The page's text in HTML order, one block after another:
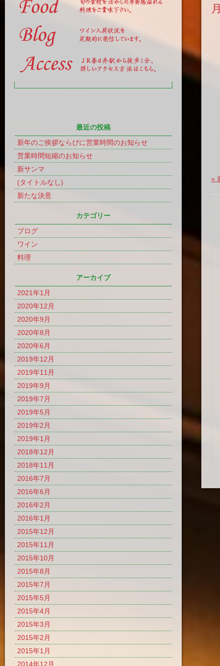
最近の投稿
新年のご挨拶ならびに営業時間のお知らせ
営業時間短縮のお知らせ
新サンマ
(タイトルなし)
新たな決意
カテゴリー
ブログ
ワイン
料理
アーカイブ
2021年1月
2020年12月
2020年9月
2020年8月
2020年6月
2019年12月
2019年11月
2019年9月
2019年7月
2019年5月
2019年2月
2019年1月
2018年12月
2018年11月
2016年7月
2016年6月
2016年2月
2016年1月
2015年12月
2015年11月
2015年10月
2015年8月
2015年7月
2015年5月
2015年4月
2015年3月
2015年2月
2015年1月
2014年12月
«